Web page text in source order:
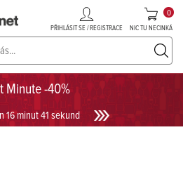
Minute -40%
16 minut 41 sekund
PŘIHLÁSIT SE / REGISTRACE NIC TU NECINKÁ
0
až do -30%!UKÁZAT PROSECCO